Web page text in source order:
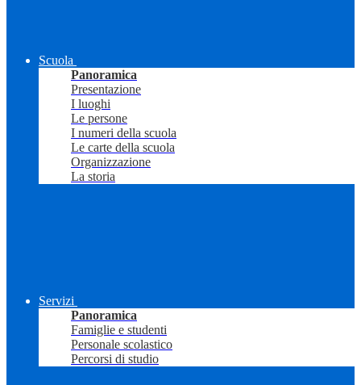
Scuola
Panoramica
Presentazione
I luoghi
Le persone
I numeri della scuola
Le carte della scuola
Organizzazione
La storia
Servizi
Panoramica
Famiglie e studenti
Personale scolastico
Percorsi di studio